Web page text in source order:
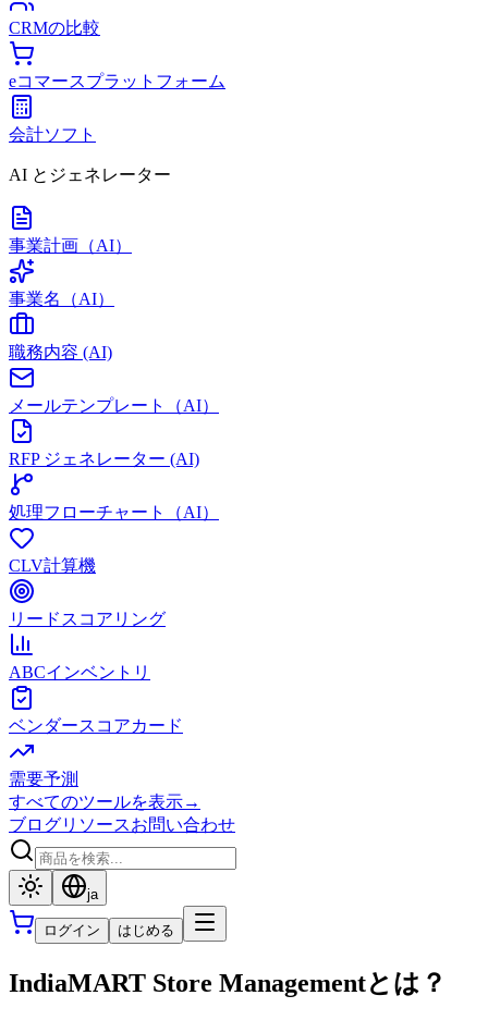
CRMの比較
eコマースプラットフォーム
会計ソフト
AI とジェネレーター
事業計画（AI）
事業名（AI）
職務内容 (AI)
メールテンプレート（AI）
RFP ジェネレーター (AI)
処理フローチャート（AI）
CLV計算機
リードスコアリング
ABCインベントリ
ベンダースコアカード
需要予測
すべてのツールを表示→
ブログリソースお問い合わせ
ja
ログイン はじめる
IndiaMART Store Managementとは？